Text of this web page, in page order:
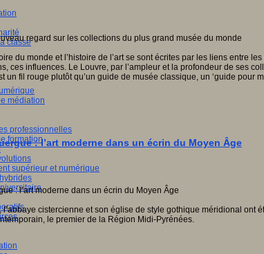
classe
médiation
professionnelles
formation
supérieur et numérique
du monde et l’histoire de l’art se sont écrites par les liens entre
ces influences. Le Louvre, par l’ampleur et la profondeur de ses
un fil rouge plutôt qu’un guide de musée classique, un ‘guide
: l’art moderne dans un écrin du Moyen Âge
l’abbaye cistercienne et son église de style gothique méridional
le premier de la Région Midi-Pyrénées.